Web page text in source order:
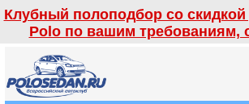
Клубный полоподбор со
Polo по вашим требованиям,